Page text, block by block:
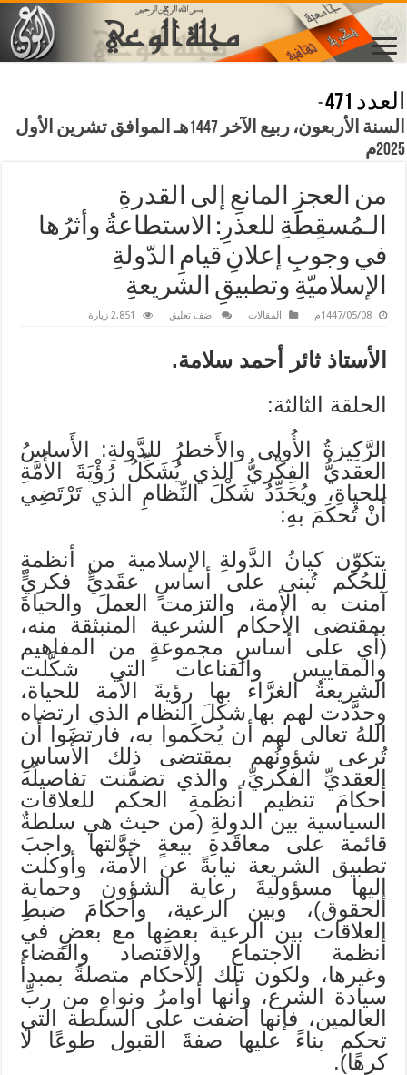
العدد 471
-
السنة الأربعون، ربيع الآخر 1447هـ الموافق تشرين الأول
2025م
من العجزِ المانعِ إلى القدرةِ
الـمُسقِطَةِ للعذرِ: الاستطاعةُ وأثرُها
في وجوبِ إعلانِ قيامِ الدّولةِ
الإسلاميّةِ وتطبيقِ الشريعةِ
1447/05/08م المقالات اضف تعليق 2,851 زيارة
الأستاذ ثائر أحمد سلامة.
الحلقة الثالثة:
الرَّكِيزةُ الأُولى والأَخطرُ للدَّولةِ: الأَساسُ
العقديُّ الفِكْريُّ الذي يُشَكِّلُ رُؤْيَةَ الأُمَّةِ
للحياةِ، ويُحَدِّدُ شَكْلَ النِّظامِ الذي تَرْتَضِي
أَنْ تُحكَمَ بهِ:
يتكوّن كيانُ الدَّولةِ الإسلامية من أنظمةٍ
للحُكم تُبنى على أساسٍ عقَديٍّ فكريٍّ
آمنت به الأمة، والتزمت العملَ والحياةَ
بمقتضى الأحكام الشرعية المنبثقة منه،
(أي على أساسِ مجموعةٍ من المفاهيم
والمقاييس والقناعات التي شكَّلت
الشريعةُ الغرَّاء بها رؤيةَ الأمة للحياة،
وحدَّدت لهم بها شكلَ النظام الذي ارتضاه
اللهُ تعالى لهم أن يُحكَموا به، فارتضَوا أن
تُرعى شؤونُهم بمقتضى ذلك الأساسِ
العقديِّ الفكريِّ، والذي تضمَّنت تفاصيلُه
أحكامَ تنظيم أنظمةِ الحكم للعلاقات
السياسية بين الدولةِ (من حيث هي سلطةٌ
قائمة على معاقَدةِ بيعةٍ خوَّلتها واجبَ
تطبيق الشريعة نيابةً عن الأمة، وأوكلت
إليها مسؤوليةَ رعاية الشؤون وحماية
الحقوق)، وبين الرعية، وأحكامَ ضبطِ
العلاقات بين الرعية بعضِها مع بعضٍ في
أنظمة الاجتماع والاقتصاد والقضاء
وغيرها، ولكون تلك الأحكام متصلةً بمبدأ
سيادة الشرع، وأنها أوامرُ ونواهٍ من ربِّ
العالمين، فإنها أضفت على السلطة التي
تحكم بناءً عليها صفةَ القبول طوعًا لا
كرهًا).